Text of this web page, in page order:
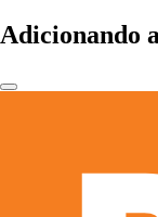
Adicionando